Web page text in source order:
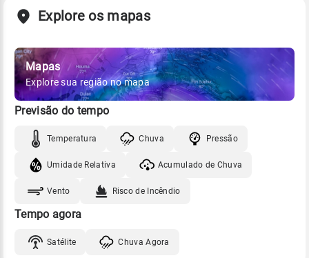
Explore os mapas
Mapas
Explore sua região no mapa
Previsão do tempo
Temperatura Chuva Pressão
Umidade Relativa Acumulado de Chuva
Vento Risco de Incêndio
Tempo agora
Satélite Chuva Agora